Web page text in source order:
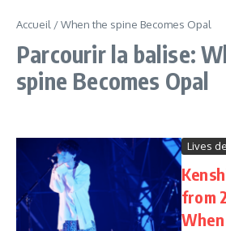
Accueil /When the spine Becomes Opal
Parcourir la balise:
spine Becomes Opal
Lives
from